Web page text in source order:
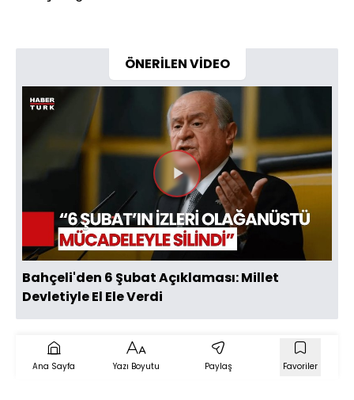
ÖNERİLEN VİDEO
Videoyu
Oynat
Bahçeli'den 6 Şubat Açıklaması: Millet
Devletiyle El Ele Verdi
Ana Sayfa Yazı Boyutu Paylaş Favoriler